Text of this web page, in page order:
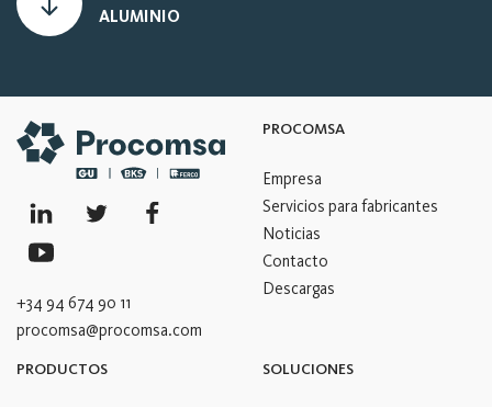
ALUMINIO
+34 94 674 90 11
procomsa@procomsa.com
PROCOMSA
Empresa
Servicios para fabricantes
Noticias
Contacto
Descargas
PRODUCTOS SOLUCIONES